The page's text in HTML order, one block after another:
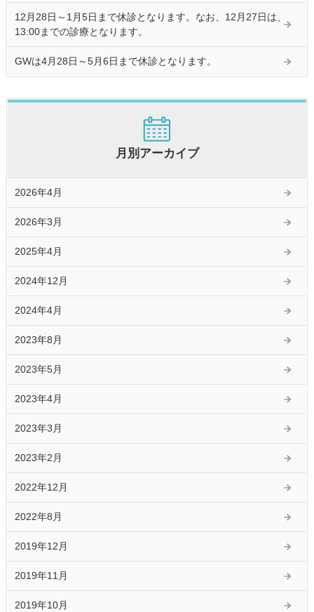
12月28日～1月5日まで休診となります。なお、12月27日は、
13:00までの診療となります。
GWは4月28日～5月6日まで休診となります。
月別アーカイブ
2026年4月
2026年3月
2025年4月
2024年12月
2024年4月
2023年8月
2023年5月
2023年4月
2023年3月
2023年2月
2022年12月
2022年8月
2019年12月
2019年11月
2019年10月